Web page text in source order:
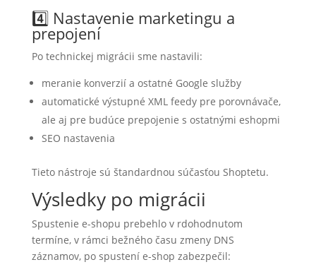
4️⃣ Nastavenie marketingu a
prepojení
Po technickej migrácii sme nastavili:
meranie konverzií a ostatné Google služby
automatické výstupné XML feedy pre porovnávače,
ale aj pre budúce prepojenie s ostatnými eshopmi
SEO nastavenia
Tieto nástroje sú štandardnou súčasťou Shoptetu.
Výsledky po migrácii
Spustenie e-shopu prebehlo v rdohodnutom
termíne, v rámci bežného času zmeny DNS
záznamov, po spustení e-shop zabezpečil: